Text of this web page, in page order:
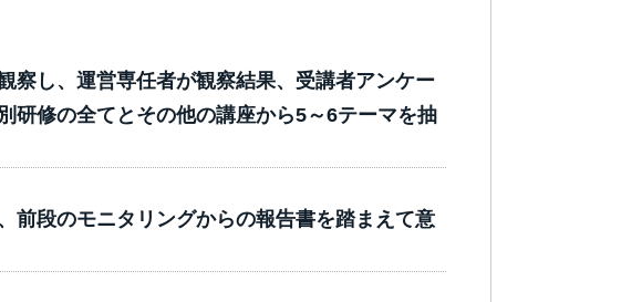
察し、運営専任者が観察結果、受講者アンケー
研修の全てとその他の講座から5～6テーマを抽
前段のモニタリングからの報告書を踏まえて意